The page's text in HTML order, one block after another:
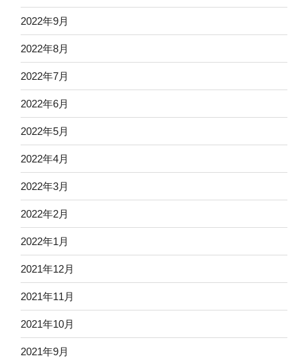
2022年9月
2022年8月
2022年7月
2022年6月
2022年5月
2022年4月
2022年3月
2022年2月
2022年1月
2021年12月
2021年11月
2021年10月
2021年9月